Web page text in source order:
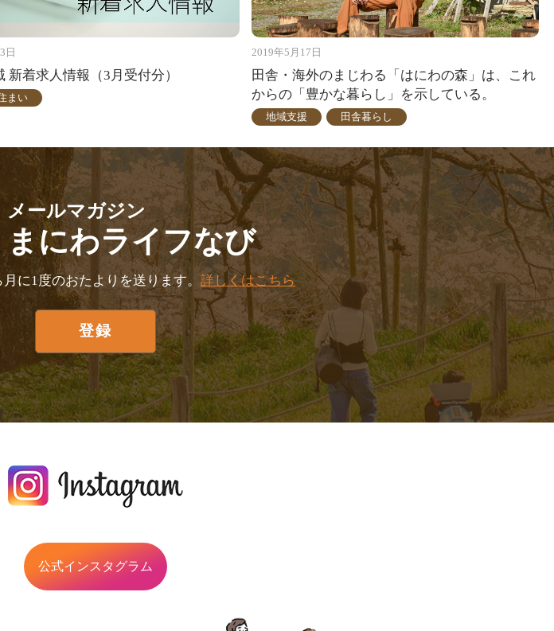
日
新着求人情報（3月受付分）
まい
2019年5月17日
田舎・海外のまじわる「はにわの森」は、これ
からの「豊かな暮らし」を示している。
地域支援 田舎暮らし
メールマガジン
まにわライフなび
に1度のおたよりを送ります。 詳しくはこちら
公式インスタグラム